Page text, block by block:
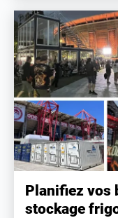
Planifiez vos
stockage